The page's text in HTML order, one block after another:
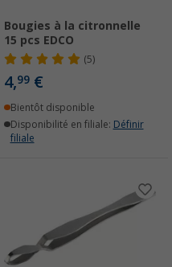
Bougies à la citronnelle
15 pcs EDCO
(5)
4,99 €
Bientôt disponible
Disponibilité en filiale: Définir
filiale